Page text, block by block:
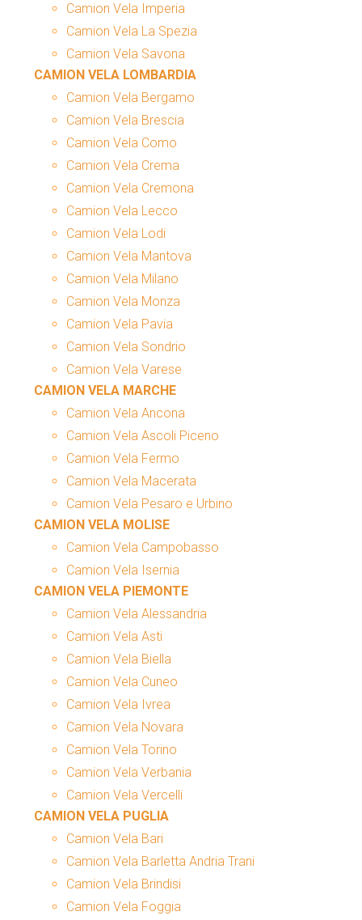
Camion Vela Imperia
Camion Vela La Spezia
Camion Vela Savona
CAMION VELA LOMBARDIA
Camion Vela Bergamo
Camion Vela Brescia
Camion Vela Como
Camion Vela Crema
Camion Vela Cremona
Camion Vela Lecco
Camion Vela Lodi
Camion Vela Mantova
Camion Vela Milano
Camion Vela Monza
Camion Vela Pavia
Camion Vela Sondrio
Camion Vela Varese
CAMION VELA MARCHE
Camion Vela Ancona
Camion Vela Ascoli Piceno
Camion Vela Fermo
Camion Vela Macerata
Camion Vela Pesaro e Urbino
CAMION VELA MOLISE
Camion Vela Campobasso
Camion Vela Isernia
CAMION VELA PIEMONTE
Camion Vela Alessandria
Camion Vela Asti
Camion Vela Biella
Camion Vela Cuneo
Camion Vela Ivrea
Camion Vela Novara
Camion Vela Torino
Camion Vela Verbania
Camion Vela Vercelli
CAMION VELA PUGLIA
Camion Vela Bari
Camion Vela Barletta Andria Trani
Camion Vela Brindisi
Camion Vela Foggia